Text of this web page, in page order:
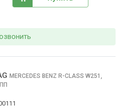
MERCEDES BENZ R-CLASS W251,